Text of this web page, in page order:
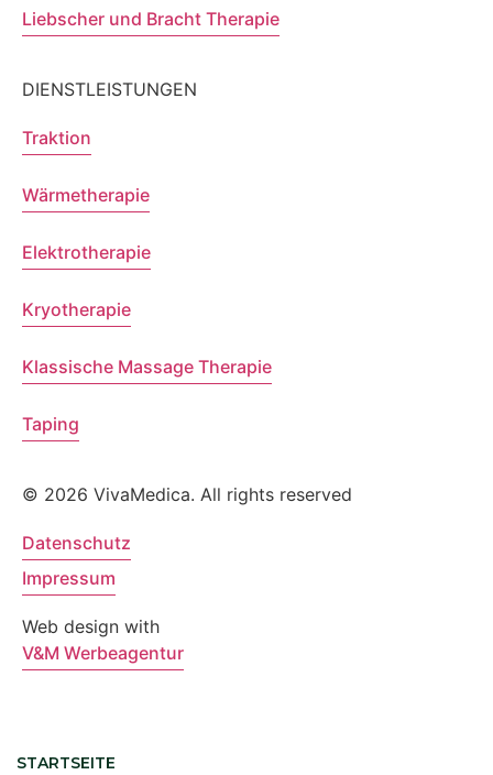
Liebscher und Bracht Therapie
DIENSTLEISTUNGEN
Traktion
Wärmetherapie
Elektrotherapie
Kryotherapie
Klassische Massage Therapie
Taping
© 2026 VivaMedica. All rights reserved
Datenschutz
Impressum
Web design with
V&M Werbeagentur
STARTSEITE